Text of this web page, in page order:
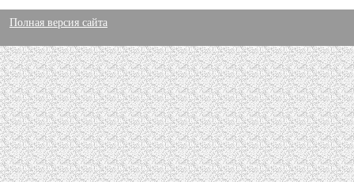
Полная версия сайта